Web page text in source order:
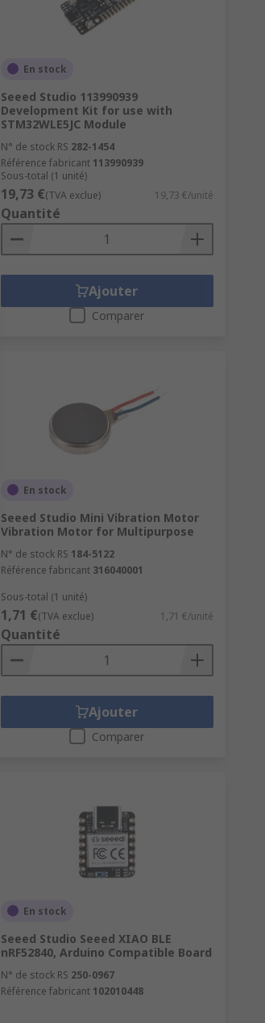
En stock
Seeed Studio 113990939
Development Kit for use with
STM32WLE5JC Module
N° de stock RS 282-1454
Référence fabricant 113990939
Sous-total (1 unité)
19,73 €(TVA exclue) 19,73 €/unité
Quantité
Ajouter
Comparer
En stock
Seeed Studio Mini Vibration Motor
Vibration Motor for Multipurpose
N° de stock RS 184-5122
Référence fabricant 316040001
Sous-total (1 unité)
1,71 €(TVA exclue) 1,71 €/unité
Quantité
Ajouter
Comparer
En stock
Seeed Studio Seeed XIAO BLE
nRF52840, Arduino Compatible Board
N° de stock RS 250-0967
Référence fabricant 102010448